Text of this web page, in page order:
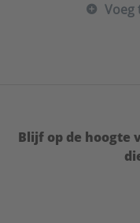
Uitwendige
Voeg
Blijf op de hoogte